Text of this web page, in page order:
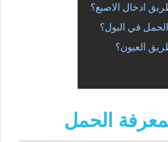
ادخال الاصبع؟
في البول؟
العيون؟
الحمل